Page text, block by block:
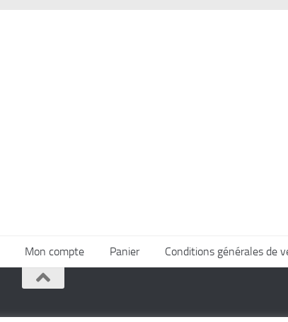
Mon compte Panier Conditions générales de